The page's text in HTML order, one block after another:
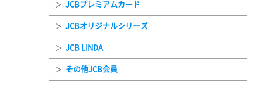
JCBプレミアムカード
JCBオリジナルシリーズ
JCB LINDA
その他JCB会員